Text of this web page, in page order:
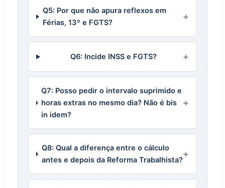
Q5: Por que não apura reflexos em
Férias, 13º e FGTS?
Q6: Incide INSS e FGTS?
Q7: Posso pedir o intervalo suprimido e
horas extras no mesmo dia? Não é bis
in idem?
Q8: Qual a diferença entre o cálculo
antes e depois da Reforma Trabalhista?